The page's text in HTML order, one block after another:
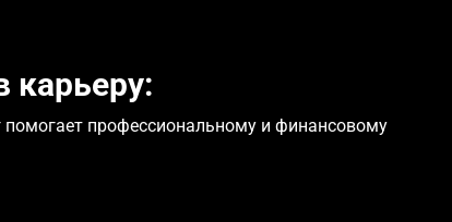
карьеру:
помогает профессиональному и финансовому